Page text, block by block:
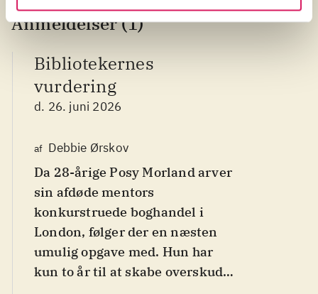
Anmeldelser (1)
Bibliotekernes
vurdering
d. 26. juni 2026
af Debbie Ørskov
Da 28-årige Posy Morland arver
sin afdøde mentors
konkurstruede boghandel i
London, følger der en næsten
umulig opgave med. Hun har
kun to år til at skabe overskud,